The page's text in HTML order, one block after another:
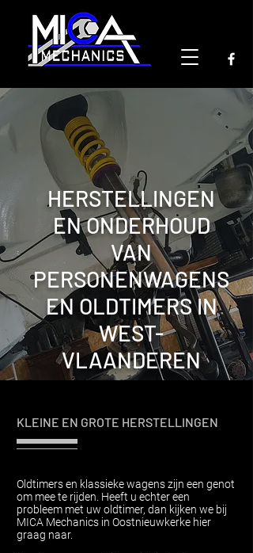
HERSTELLINGEN
EN ONDERHOUD
VAN
PERSONENWAGENS
EN OLDTIMERS IN
WEST-
VLAANDEREN
KLEINE EN GROTE HERSTELLINGEN
Oldtimers en klassieke wagens zijn een genot
om mee te rijden. Heeft u echter een
probleem met uw oldtimer, dan kijken we bij
MICA Mechanics in Oostnieuwkerke hier
graag naar.